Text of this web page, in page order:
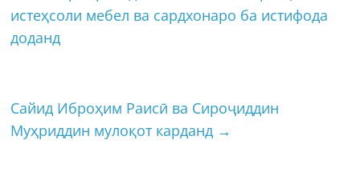
истеҳсоли мебел ва сардхонаро ба истифода
доданд
Сайид Иброҳим Раисӣ ва Сироҷиддин
Муҳриддин мулоқот карданд →